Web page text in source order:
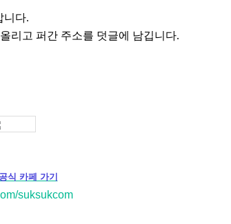
니다.
리고 퍼간 주소를 덧글에 남깁니다.
식 카페 가기
suksukcom